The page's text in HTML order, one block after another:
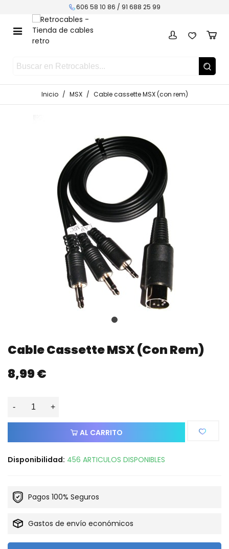
606 58 10 86 / 91 688 25 99
Inicio / MSX / Cable cassette MSX (con rem)
Cable Cassette MSX (con Rem)
8,99 €
- +
AL CARRITO
Disponibilidad: 456 ARTICULOS DISPONIBLES
Pagos 100% Seguros
Gastos de envío económicos